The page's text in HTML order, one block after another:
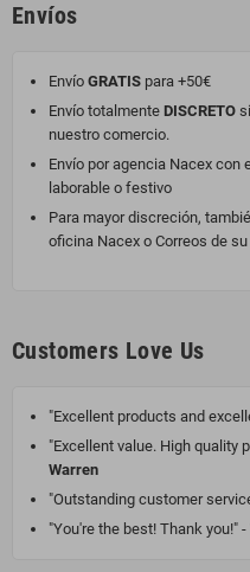
Envíos
Envío GRATIS para +50€
Envío totalmente DISCRETO
nuestro comercio.
Envío por agencia Nacex con
laborable o festivo
Para mayor discreción,
oficina Nacex o Correos de
Customers Love Us
"Excellent products and
"Excellent value. High quality
Warren
"Outstanding customer
"You're the best! Thank you!" -